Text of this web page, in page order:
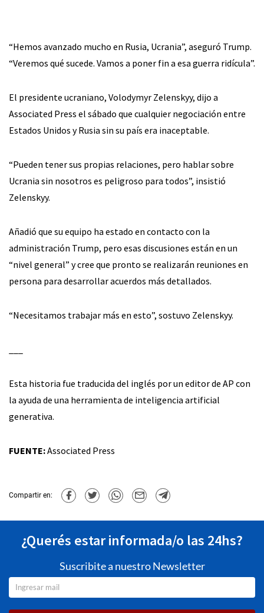
“Hemos avanzado mucho en Rusia, Ucrania”, aseguró Trump.
“Veremos qué sucede. Vamos a poner fin a esa guerra ridícula”.
El presidente ucraniano, Volodymyr Zelenskyy, dijo a
Associated Press el sábado que cualquier negociación entre
Estados Unidos y Rusia sin su país era inaceptable.
“Pueden tener sus propias relaciones, pero hablar sobre
Ucrania sin nosotros es peligroso para todos”, insistió
Zelenskyy.
Añadió que su equipo ha estado en contacto con la
administración Trump, pero esas discusiones están en un
“nivel general” y cree que pronto se realizarán reuniones en
persona para desarrollar acuerdos más detallados.
“Necesitamos trabajar más en esto”, sostuvo Zelenskyy.
Esta historia fue traducida del inglés por un editor de AP con
la ayuda de una herramienta de inteligencia artificial
generativa.
FUENTE:Associated Press
Compartir en:
¿Querés estar informada/o las 24hs?
Suscribite a nuestro Newsletter